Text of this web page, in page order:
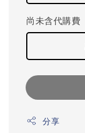
尚未含代購費
分享